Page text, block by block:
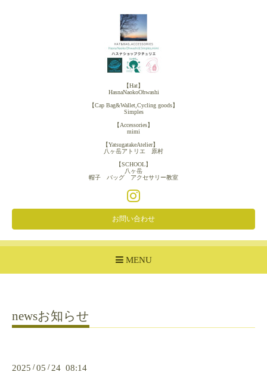
【Hat】
HasnaNaokoOhwashi
【Cap Bag&Wallet,Cycling goods】
Simples
【Accessories】
mimi
【YatsugatakeAtelier】
八ヶ岳アトリエ 原村
【SCHOOL】
八ヶ岳
帽子 バッグ アクセサリー教室
お問い合わせ
MENU
newsお知らせ
2025 /05 / 24 08:14